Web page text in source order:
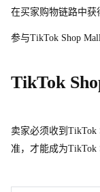
在买家购物链路中获
参与TikTok Shop Mal
TikTok
卖家必须收到 TikTok
准，才能成为TikTok